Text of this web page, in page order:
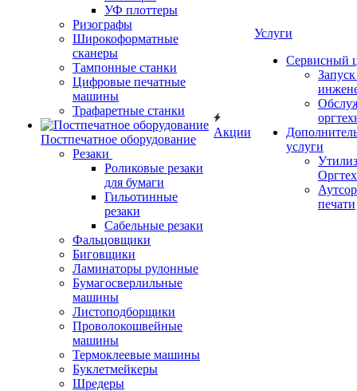
УФ плоттеры
Ризографы
Широкоформатные
сканеры
Тампонные станки
Цифровые печатные
машины
Трафаретные станки
Постпечатное оборудование
Резаки
Роликовые резаки
для бумаги
Гильотинные
резаки
Сабельные резаки
Фальцовщики
Биговщики
Ламинаторы рулонные
Бумагосверлильные
машины
Листоподборщики
Проволокошвейные
машины
Термоклеевые машины
Буклетмейкеры
Шредеры
Акции
Услуги
Сервисный
услуги
печати